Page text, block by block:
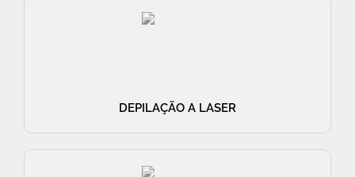
DEPILAÇÃO A LASER